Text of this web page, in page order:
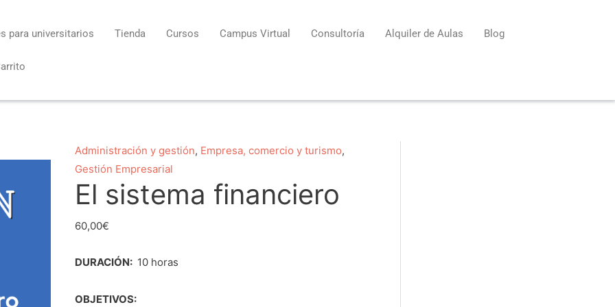
para universitarios Tienda Cursos Campus Virtual Consultoría Alquiler de Aulas Blog
Administración y gestión, Empresa, comercio y turismo,
Gestión Empresarial
El sistema financiero
60,00€
DURACIÓN: 10 horas
OBJETIVOS:
El
sistema
financiero
cantidad